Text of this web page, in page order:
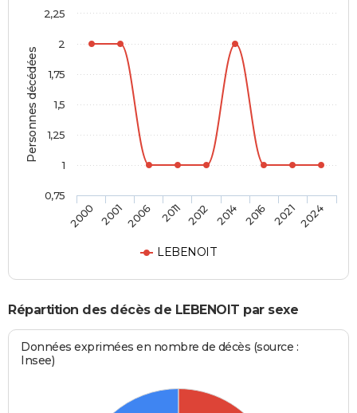
Personnes décédées
LEBENOIT
2000 20012006 2011 2012 2014 2016 20212024
0,75
1
1,25
1,5
1,75
2
2,25
Répartition des décès de LEBENOIT par sexe
Données exprimées en nombre de décès (source :
Insee)